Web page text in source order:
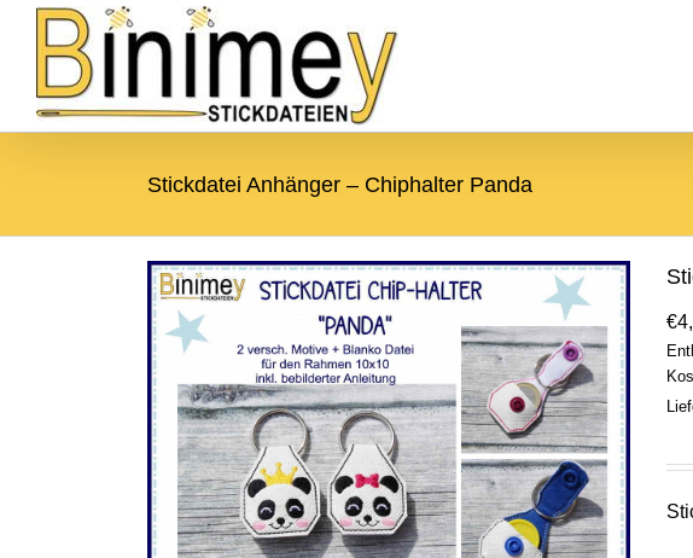
Zum
Inhalt
springen
Navigation
springen
Zum Inhalt springen
Stickdatei Anhänger – Chiphalter Panda
€